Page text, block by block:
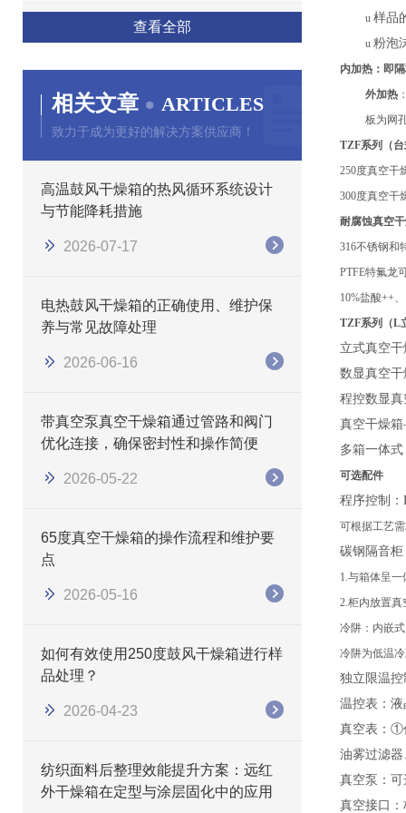
查看全部
相关文章 ARTICLES
致力于成为更好的解决方案供应商！
高温鼓风干燥箱的热风循环系统设计
与节能降耗措施
2026-07-17
电热鼓风干燥箱的正确使用、维护保
养与常见故障处理
2026-06-16
带真空泵真空干燥箱通过管路和阀门
优化连接，确保密封性和操作简便
2026-05-22
65度真空干燥箱的操作流程和维护要
点
2026-05-16
如何有效使用250度鼓风干燥箱进行样
品处理？
2026-04-23
纺织面料后整理效能提升方案：远红
外干燥箱在定型与涂层固化中的应用
u 样品
u 粉泡
内加热 ： 即
外加热
板为网
TZF系列（
250度真空干
300度真空干
耐腐蚀真空
316不锈钢和
PTFE特氟龙
10%盐酸++
TZF系列（L
立式真空
数显真空
程控数显
真空干燥箱
多箱一体
可选配件
程序控制：
可根据工艺
碳钢隔音
1.与箱体呈
2.柜内放置
冷阱：内嵌
冷阱为低温
独立限温
温控表：
真空表： ①
油雾过滤
真空泵：
真空接口